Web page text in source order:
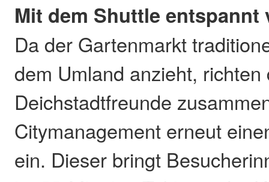
Mit dem Shuttle entspannt
Da der Gartenmarkt
dem Umland anzieht, richten
Deichstadtfreunde
Citymanagement erneut
ein. Dieser bringt